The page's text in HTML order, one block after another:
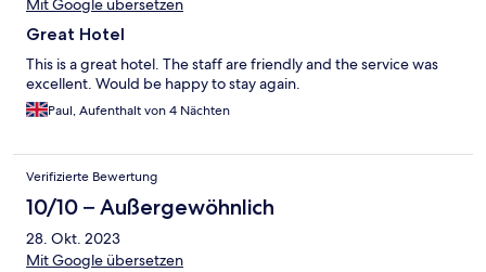
Mit Google übersetzen
Great Hotel
This is a great hotel. The staff are friendly and the service was
excellent. Would be happy to stay again.
Paul, Aufenthalt von 4 Nächten
Verifizierte Bewertung
10/10 – Außergewöhnlich
28. Okt. 2023
Mit Google übersetzen